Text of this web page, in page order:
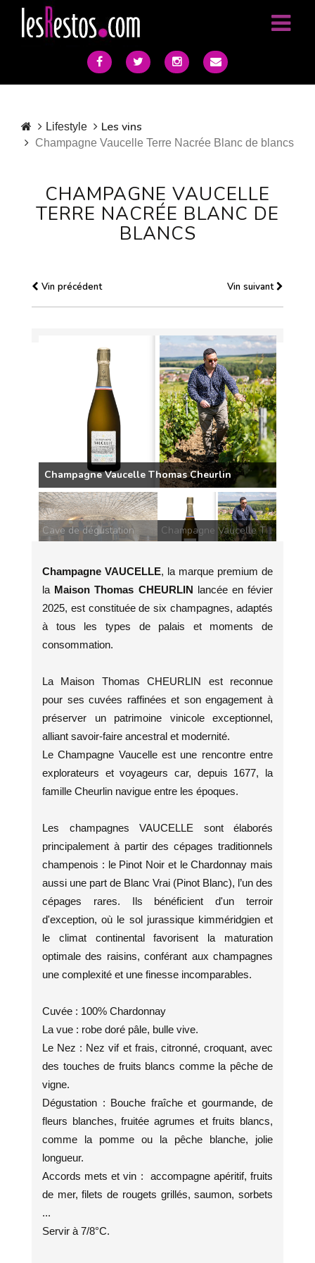
Lifestyle Les vins
Champagne Vaucelle Terre Nacrée Blanc de blancs
CHAMPAGNE VAUCELLE
TERRE NACRÉE BLANC DE
BLANCS
Vin précédent Vin suivant
Champagne Vaucelle Thomas Cheurlin
Champagne Vaucelle Thomas Cheurlin
Cave de dégustation
Champagne VAUCELLE, la marque premium de
la Maison Thomas CHEURLIN lancée en févier
2025, est constituée de six champagnes, adaptés
à tous les types de palais et moments de
consommation.
La Maison Thomas CHEURLIN est reconnue
pour ses cuvées raffinées et son engagement à
préserver un patrimoine vinicole exceptionnel,
alliant savoir-faire ancestral et modernité.
Le Champagne Vaucelle est une rencontre entre
explorateurs et voyageurs car, depuis 1677, la
famille Cheurlin navigue entre les époques.
Les champagnes VAUCELLE sont élaborés
principalement à partir des cépages traditionnels
champenois : le Pinot Noir et le Chardonnay mais
aussi une part de Blanc Vrai (Pinot Blanc), l’un des
cépages rares. Ils bénéficient d'un terroir
d'exception, où le sol jurassique kimméridgien et
le climat continental favorisent la maturation
optimale des raisins, conférant aux champagnes
une complexité et une finesse incomparables.
Cuvée : 100% Chardonnay
La vue : robe doré pâle, bulle vive.
Le Nez : Nez vif et frais, citronné, croquant, avec
des touches de fruits blancs comme la pêche de
vigne.
Dégustation : Bouche fraîche et gourmande, de
fleurs blanches, fruitée agrumes et fruits blancs,
comme la pomme ou la pêche blanche, jolie
longueur.
Accords mets et vin : accompagne apéritif, fruits
de mer, filets de rougets grillés, saumon, sorbets
...
Servir à 7/8°C.